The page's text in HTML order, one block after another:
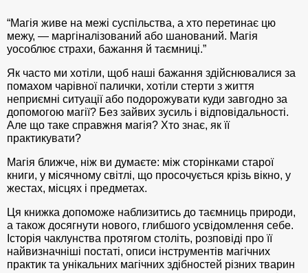
“Магія живе на межі суспільства, а хто перетинає цю
межу, — маргіналізований або шанований. Магія
уособлює страхи, бажання й таємниці.”
Як часто ми хотіли, щоб наші бажання здійснювалися за
помахом чарівної палички, хотіли стерти з життя
неприємні ситуації або подорожувати куди завгодно за
допомогою магії? Без зайвих зусиль і відповідальності.
Але що таке справжня магія? Хто знає, як її
практикувати?
Магія ближче, ніж ви думаєте: між сторінками старої
книги, у місячному світлі, що просочується крізь вікно, у
жестах, місцях і предметах.
Ця книжка допоможе наблизитись до таємниць природи,
а також досягнути нового, глибшого усвідомлення себе.
Історія чаклунства протягом століть, розповіді про її
найвизначніші постаті, описи інструментів магічних
практик та унікальних магічних здібностей різних тварин